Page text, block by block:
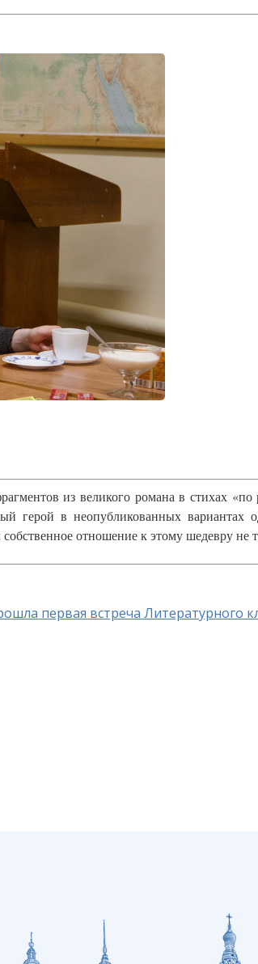
из великого романа в стихах
герой в неопубликованных
отношение к этому шедевру не
первая встреча Литературного